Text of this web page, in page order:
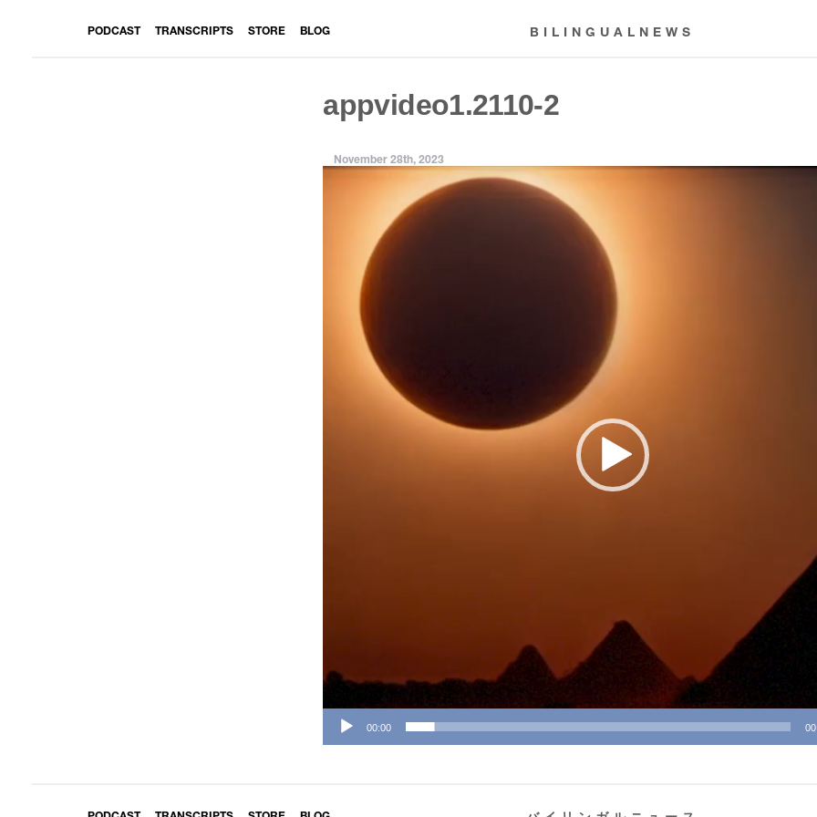
PODCAST TRANSCRIPTS STORE BLOG BILINGUALNEWS
appvideo1.2110-2
November 28th, 2023
Video
00:00